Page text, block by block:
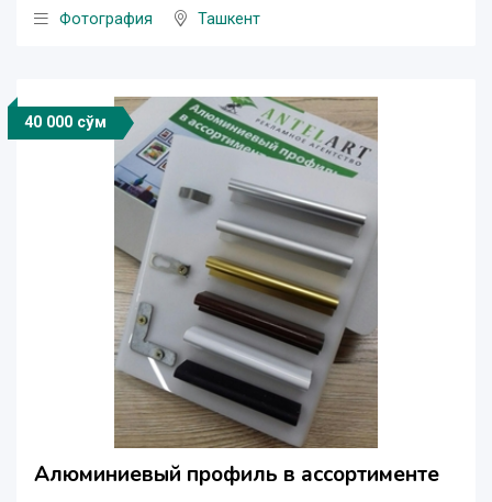
Фотография
Ташкент
40 000 сўм
Алюминиевый профиль в ассортименте